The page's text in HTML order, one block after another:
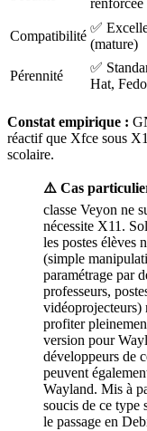
renforcée
Compatibilité
✅
(mature)
Pérennité
✅
Hat,
Constat empirique :
réactif que Xfce sous
scolaire.
⚠️ Cas
classe Veyon ne
nécessite X11.
les postes élèves
(simple
paramétrage par
professeurs,
vidéoprojecteurs)
profiter
version pour
développeurs de
peuvent
Wayland. Mis à
soucis de ce type
le passage en